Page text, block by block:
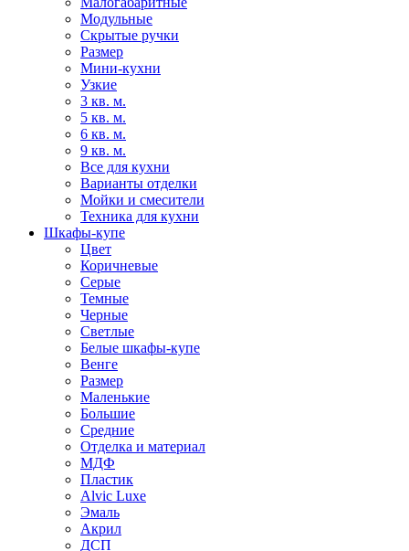
Модульные
Скрытые ручки
Размер
Мини-кухни
Узкие
3 кв. м.
5 кв. м.
6 кв. м.
9 кв. м.
Все для кухни
Варианты отделки
Мойки и смесители
Техника для кухни
Шкафы-купе
Цвет
Коричневые
Серые
Темные
Черные
Светлые
Белые шкафы-купе
Венге
Размер
Маленькие
Большие
Средние
Отделка и материал
МДФ
Пластик
Alvic Luxe
Эмаль
Акрил
ДСП